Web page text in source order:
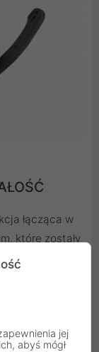
łącząca w
które zostały
używać
zapewnia
jej
abyś mógł